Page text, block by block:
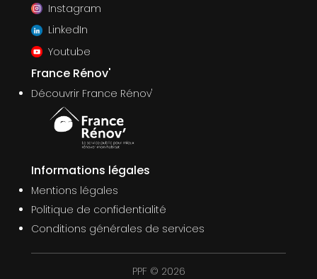
Instagram
LinkedIn
Youtube
France Rénov'
Découvrir France Rénov'
Informations légales
Mentions légales
Politique de confidentialité
Conditions générales de services
PPF © 2026